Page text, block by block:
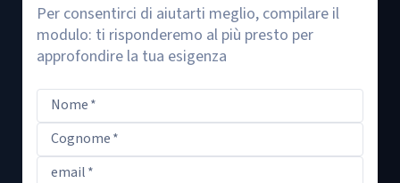
Per consentirci di aiutarti meglio, compilare il
modulo: ti risponderemo al più presto per
approfondire la tua esigenza
Nome*
Cognome*
email*